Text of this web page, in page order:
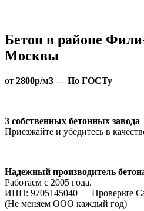
Бетон в районе
Москвы
от 2800р/м3 — По ГОСТу
3 собственных бетонных завода
Приезжайте и убедитесь в
Надежный производитель
Работаем с 2005 года.
ИНН: 9705145040 — Проверьте
(Не меняем ООО каждый год)